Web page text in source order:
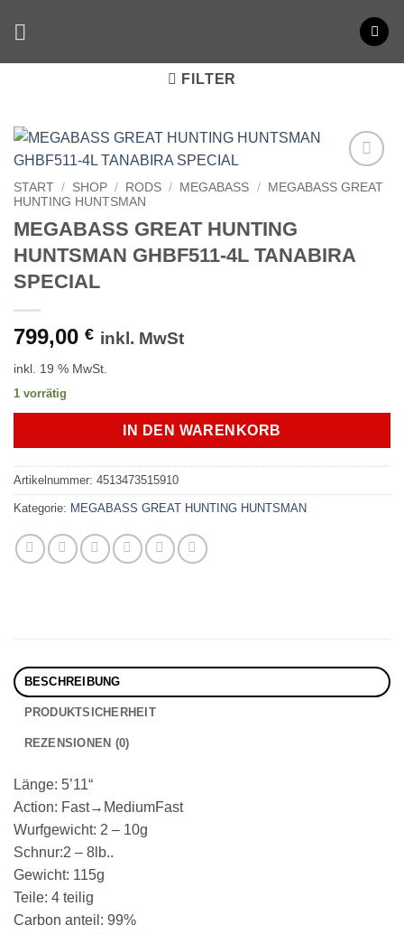
FILTER
START / SHOP / RODS / MEGABASS /
MEGABASS GREAT
HUNTING HUNTSMAN
MEGABASS GREAT HUNTING
HUNTSMAN GHBF511-4L TANABIRA
SPECIAL
799,00 € inkl. MwSt
inkl. 19 % MwSt.
1 vorrätig
IN DEN WARENKORB
Artikelnummer: 4513473515910
Kategorie: MEGABASS GREAT HUNTING HUNTSMAN
BESCHREIBUNG
PRODUKTSICHERHEIT
REZENSIONEN (0)
Länge: 5’11“
Action: Fast→MediumFast
Wurfgewicht: 2 – 10g
Schnur:2 – 8lb..
Gewicht: 115g
Teile: 4 teilig
Carbon anteil: 99%